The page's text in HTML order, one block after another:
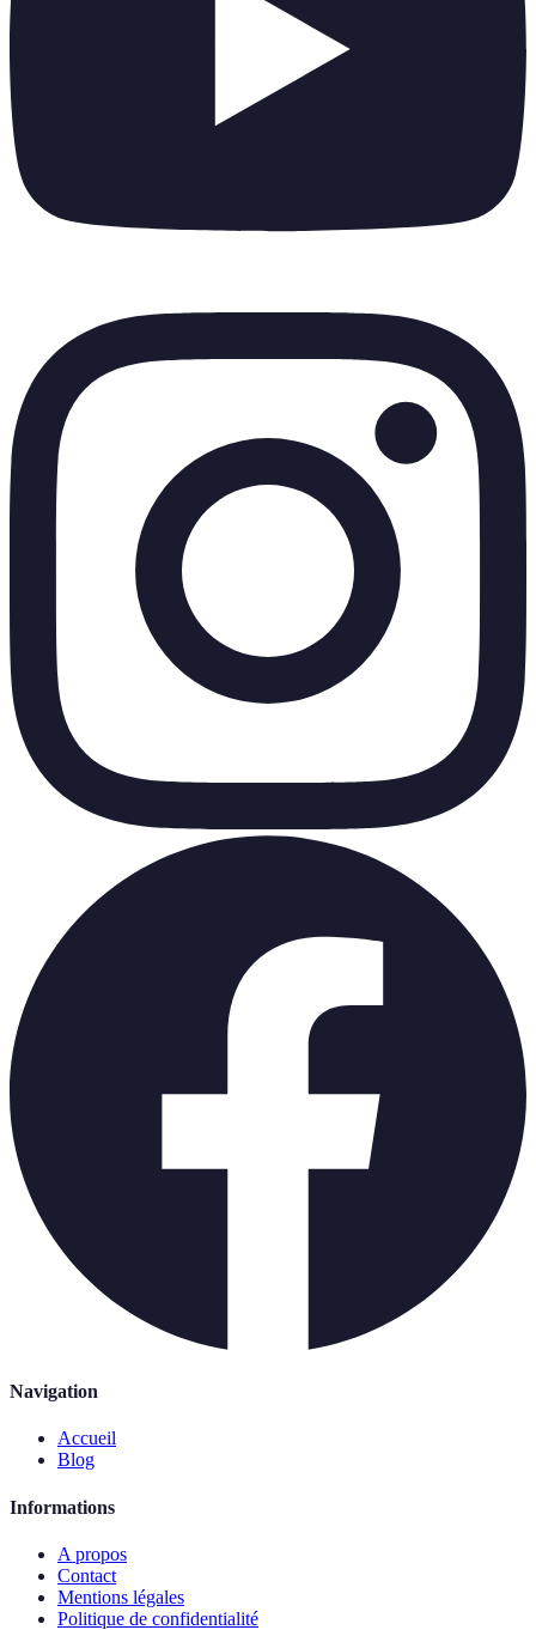
Navigation
Accueil
Blog
Informations
A propos
Contact
Mentions légales
Politique de confidentialité